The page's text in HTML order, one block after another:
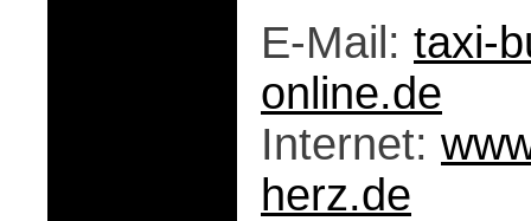
E-Mail: taxi-
online.de
Internet:
herz.de